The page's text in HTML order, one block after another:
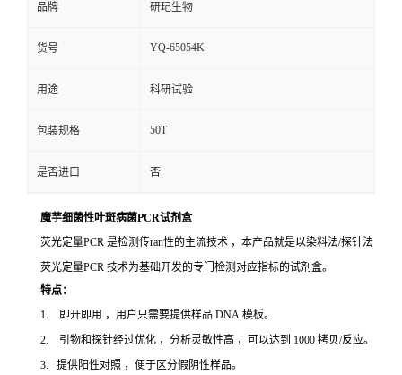
品牌 研玘生物
货号 YQ-65054K
用途 科研试验
包装规格 50T
是否进口 否
魔芋细菌性叶斑病菌PCR试剂盒
荧光定量PCR 是检测传ran性的主流技术 ，本产品就是以染料法/探针法
荧光定量PCR 技术为基础开发的专门检测对应指标的试剂盒。
特点：
1. 即开即用 ，用户只需要提供样品 DNA 模板。
2. 引物和探针经过优化 ，分析灵敏性高 ，可以达到 1000 拷贝/反应。
3. 提供阳性对照 ，便于区分假阴性样品。